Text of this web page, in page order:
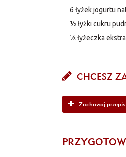
6 łyżek jogurtu
½ łyżki cukru
⅓ łyżeczka
CHCESZ
Zachowaj przepis